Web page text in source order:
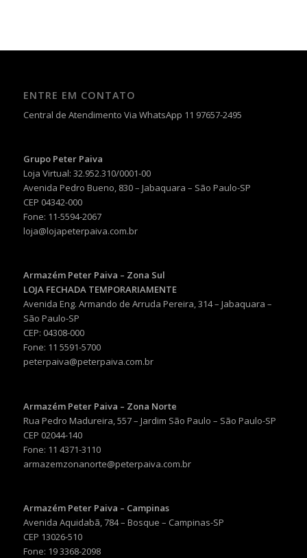
ENTRE EM CONTATO
Central de Atendimento Via WhatsApp 11 97657-2495
Grupo Peter Paiva
Loja Virtual: 32.952.310/0001-00
Avenida Pedro Bueno, 830 – Jabaquara – São Paulo-SP
CEP 04342-000
Fone: 11-5594-2067
loja@lojapeterpaiva.com.br
Armazém Peter Paiva – Zona Sul
LOJA FECHADA TEMPORARIAMENTE
Avenida Eng. Armando de Arruda Pereira, 314 – Jabaquara –
São Paulo-SP
CEP: 04308-000
Fone: 11 5591-5700
peterpaiva@peterpaiva.com.br
Armazém Peter Paiva – Zona Norte
Rua Pedro Madureira, 557 – Jardim São Paulo – São Paulo-SP
CEP 02044-140
Fone: 11 4371-3110
armazemzonanorte@peterpaiva.com.br
Armazém Peter Paiva – Campinas
Avenida Aquidabã, 784 – Bosque – Campinas-SP
CEP 13026-510
Fone: 19 3368-2098